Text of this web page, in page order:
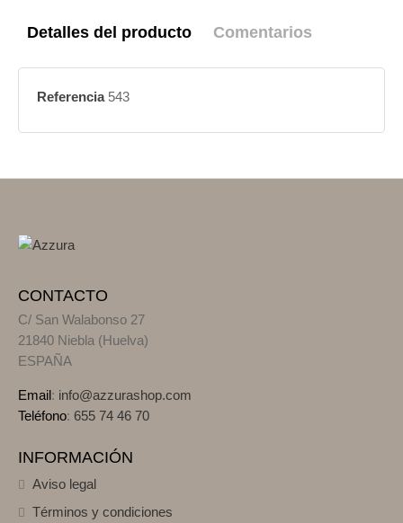
Detalles del producto Comentarios
Referencia 543
CONTACTO
C/ San Walabonso 27
21840 Niebla (Huelva)
ESPAÑA
Email: info@azzurashop.com
Teléfono: 655 74 46 70
INFORMACIÓN
Aviso legal
Términos y condiciones